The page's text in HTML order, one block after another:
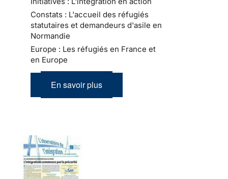
Constats : L'accueil des réfugiés
statutaires et demandeurs d'asile en
Normandie
Europe : Les réfugiés en France et
en Europe
En savoir plus